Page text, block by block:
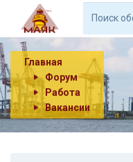
Главная
Форум
Работа
Вакансии